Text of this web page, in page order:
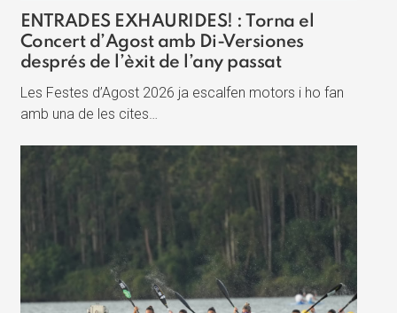
ENTRADES EXHAURIDES! : Torna el
Concert d’Agost amb Di-Versiones
després de l’èxit de l’any passat
Les Festes d’Agost 2026 ja escalfen motors i ho fan
amb una de les cites…